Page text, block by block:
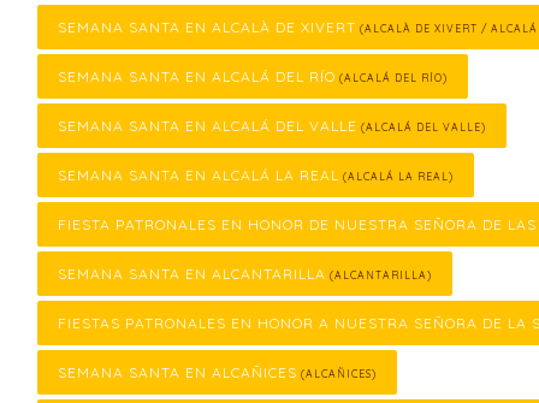
SEMANA SANTA EN ALCALÀ DE XIVERT (ALCALÀ DE XIVERT /
SEMANA SANTA EN ALCALÁ DEL RÍO (ALCALÁ DEL RÍO)
SEMANA SANTA EN ALCALÁ DEL VALLE (ALCALÁ DEL VALLE)
SEMANA SANTA EN ALCALÁ LA REAL (ALCALÁ LA REAL)
FIESTA PATRONALES EN HONOR DE NUESTRA SEÑORA DE LAS
SEMANA SANTA EN ALCANTARILLA (ALCANTARILLA)
FIESTAS PATRONALES EN HONOR A NUESTRA SEÑORA DE LA
SEMANA SANTA EN ALCAÑICES (ALCAÑICES)